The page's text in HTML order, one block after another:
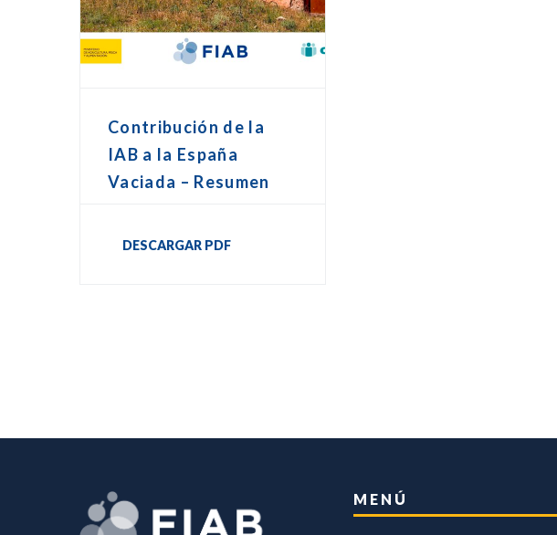
Contribución de la
IAB a la España
Vaciada – Resumen
DESCARGAR PDF
MENÚ